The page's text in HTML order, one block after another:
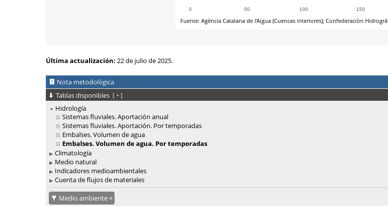
Última actualización: 22 de julio de 2025.
Nota metodológica
Tablas disponibles [ + ]
Hidrología
Sistemas fluviales. Aportación anual
Sistemas fluviales. Aportación. Por temporadas
Embalses. Volumen de agua
Embalses. Volumen de agua. Por temporadas
Climatología
Medio natural
Indicadores medioambientales
Cuenta de flujos de materiales
Medio ambiente